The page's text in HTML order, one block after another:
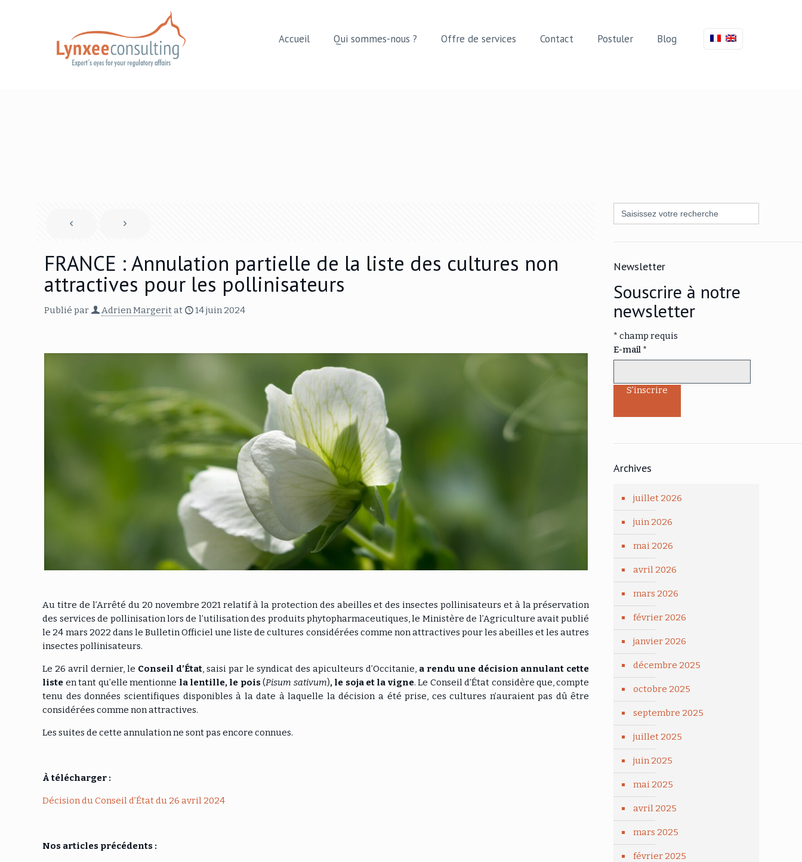
Accueil Qui sommes-nous ? Offre de services Contact Postuler Blog
FRANCE : Annulation partielle de la liste des cultures non
attractives pour les pollinisateurs
Publié par Adrien Margerit at 14 juin 2024
Au titre de l’Arrêté du 20 novembre 2021 relatif à la protection des abeilles et des insectes pollinisateurs et à la préservation
des services de pollinisation lors de l’utilisation des produits phytopharmaceutiques, le Ministère de l’Agriculture avait publié
le 24 mars 2022 dans le Bulletin Officiel une liste de cultures considérées comme non attractives pour les abeilles et les autres
insectes pollinisateurs.
Le 26 avril dernier, le Conseil d’État, saisi par le syndicat des apiculteurs d’Occitanie,a rendu une décision annulant cette
liste en tant qu’elle mentionne la lentille, le pois(Pisum sativum), le soja et la vigne. Le Conseil d’État considère que, compte
tenu des données scientifiques disponibles à la date à laquelle la décision a été prise, ces cultures n’auraient pas dû être
considérées comme non attractives.
Les suites de cette annulation ne sont pas encore connues.
À télécharger :
Décision du Conseil d’État du 26 avril 2024
Nos articles précédents :
Search
for:
Newsletter
Souscrire à notre
newsletter
* champ requis
E-mail *
Archives
juillet 2026
juin 2026
mai 2026
avril 2026
mars 2026
février 2026
janvier 2026
décembre 2025
octobre 2025
septembre 2025
juillet 2025
juin 2025
mai 2025
avril 2025
mars 2025
février 2025